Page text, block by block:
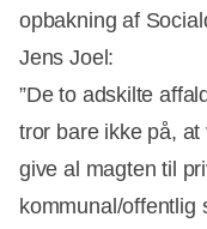
opbakning af
Jens Joel:
”De to adskilte
tror bare ikke på,
give al magten til
kommunal/offentlig